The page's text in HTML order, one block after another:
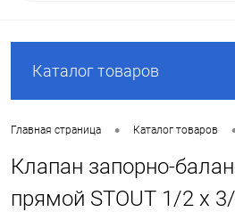
Каталог товаров
Главная страница • Каталог товаров
Клапан запорно-
прямой STOUT 1/2 х